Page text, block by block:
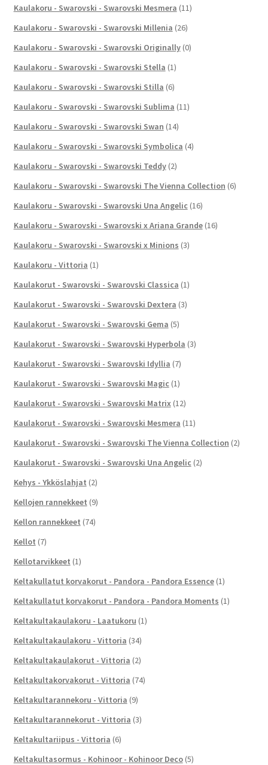
Kaulakoru - Swarovski - Swarovski Mesmera (11)
Kaulakoru - Swarovski - Swarovski Millenia (26)
Kaulakoru - Swarovski - Swarovski Originally (0)
Kaulakoru - Swarovski - Swarovski Stella (1)
Kaulakoru - Swarovski - Swarovski Stilla (6)
Kaulakoru - Swarovski - Swarovski Sublima (11)
Kaulakoru - Swarovski - Swarovski Swan (14)
Kaulakoru - Swarovski - Swarovski Symbolica (4)
Kaulakoru - Swarovski - Swarovski Teddy (2)
Kaulakoru - Swarovski - Swarovski The Vienna Collection (6)
Kaulakoru - Swarovski - Swarovski Una Angelic (16)
Kaulakoru - Swarovski - Swarovski x Ariana Grande (16)
Kaulakoru - Swarovski - Swarovski x Minions (3)
Kaulakoru - Vittoria (1)
Kaulakorut - Swarovski - Swarovski Classica (1)
Kaulakorut - Swarovski - Swarovski Dextera (3)
Kaulakorut - Swarovski - Swarovski Gema (5)
Kaulakorut - Swarovski - Swarovski Hyperbola (3)
Kaulakorut - Swarovski - Swarovski Idyllia (7)
Kaulakorut - Swarovski - Swarovski Magic (1)
Kaulakorut - Swarovski - Swarovski Matrix (12)
Kaulakorut - Swarovski - Swarovski Mesmera (11)
Kaulakorut - Swarovski - Swarovski The Vienna Collection (2)
Kaulakorut - Swarovski - Swarovski Una Angelic (2)
Kehys - Ykköslahjat (2)
Kellojen rannekkeet (9)
Kellon rannekkeet (74)
Kellot (7)
Kellotarvikkeet (1)
Keltakullatut korvakorut - Pandora - Pandora Essence (1)
Keltakullatut korvakorut - Pandora - Pandora Moments (1)
Keltakultakaulakoru - Laatukoru (1)
Keltakultakaulakoru - Vittoria (34)
Keltakultakaulakorut - Vittoria (2)
Keltakultakorvakorut - Vittoria (74)
Keltakultarannekoru - Vittoria (9)
Keltakultarannekorut - Vittoria (3)
Keltakultariipus - Vittoria (6)
Keltakultasormus - Kohinoor - Kohinoor Deco (5)